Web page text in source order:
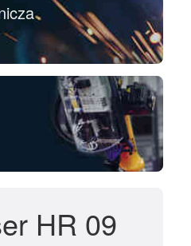
HR 09